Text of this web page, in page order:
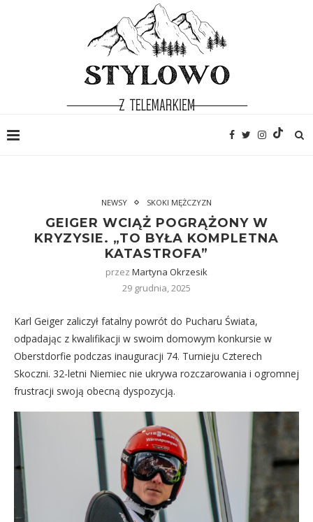
NEWSY SKOKI MĘŻCZYZN
GEIGER WCIĄŻ POGRĄŻONY W
KRYZYSIE. „TO BYŁA KOMPLETNA
KATASTROFA”
przez Martyna Okrzesik
29 grudnia, 2025
Karl Geiger zaliczył fatalny powrót do Pucharu Świata,
odpadając z kwalifikacji w swoim domowym konkursie w
Oberstdorfie podczas inauguracji 74. Turnieju Czterech
Skoczni. 32-letni Niemiec nie ukrywa rozczarowania i ogromnej
frustracji swoją obecną dyspozycją.